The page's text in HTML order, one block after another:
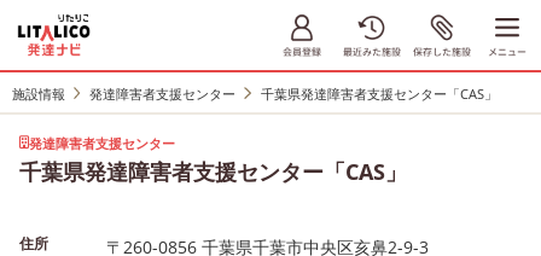
施設情報 発達障害者支援センター 千葉県発達障害者支援センター「CAS」
発達障害者支援センター
千葉県発達障害者支援センター「CAS」
住所 〒260-0856 千葉県千葉市中央区亥鼻2-9-3